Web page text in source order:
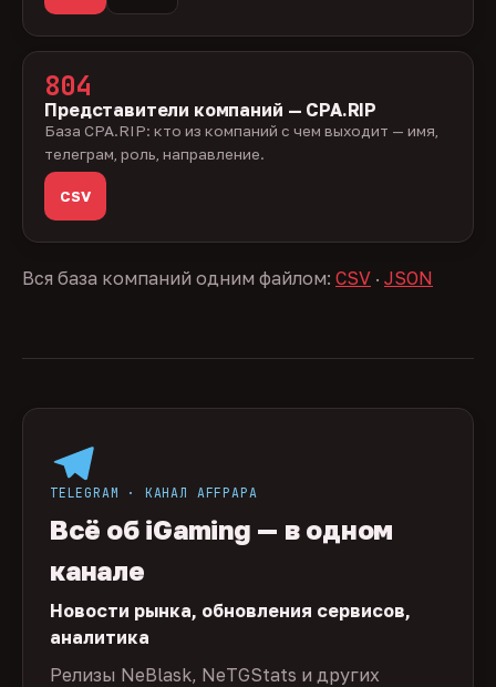
804
Представители компаний — CPA.RIP
База CPA.RIP: кто из компаний с чем выходит — имя,
телеграм, роль, направление.
CSV
Вся база компаний одним файлом: CSV · JSON
TELEGRAM · КАНАЛ AFFPAPA
Всё об iGaming — в одном
канале
Новости рынка, обновления сервисов,
аналитика
Релизы NeBlask, NeTGStats и других